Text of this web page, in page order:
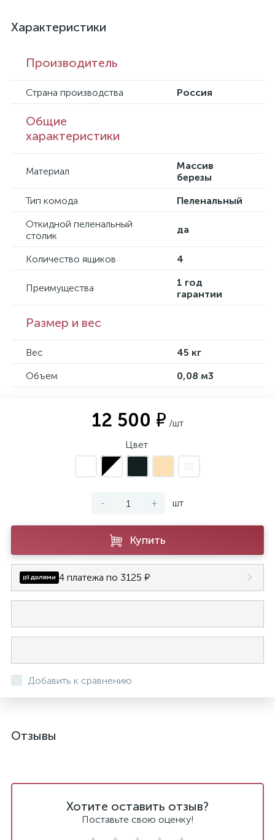
Характеристики
Производитель
Страна производства Россия
Общие
характеристики
Материал
Массив
березы
Тип комода
Пеленальный
Откидной пеленальный
столик
да
Количество ящиков 4
Преимущества
1 год
гарантии
Размер и вес
Вес
45 кг
Объем
0,08 м3
12 500 ₽ /шт
Цвет
- + шт
Купить
4 платежа по 3125 ₽
Добавить к сравнению
Отзывы
Хотите оставить отзыв?
Поставьте свою оценку!